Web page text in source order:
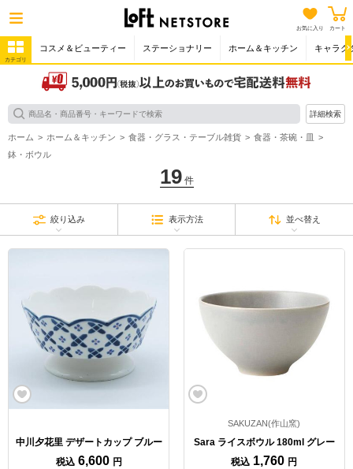
お気に入り カート
カテゴリ
コスメ＆ビューティー ステーショナリー ホーム＆キッチン キャラク
詳細検索
ホーム ホーム＆キッチン 食器・グラス・テーブル雑貨
食器・茶碗・皿
鉢・ボウル
19件
絞り込み 表示方法 並べ替え
中川夕花里 デザートカップ ブルー
税込 6,600 円
SAKUZAN(作山窯)
Sara ライスボウル 180ml グレー
税込 1,760 円